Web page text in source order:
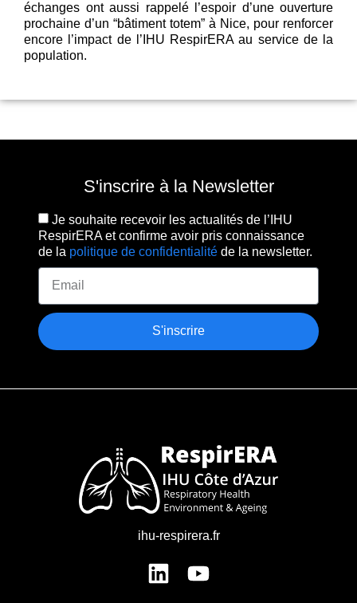
échanges ont aussi rappelé l’espoir d’une ouverture
prochaine d’un “bâtiment totem” à Nice, pour renforcer
encore l’impact de l’IHU RespirERA au service de la
population.
S'inscrire à la Newsletter
Je souhaite recevoir les actualités de l’IHU
RespirERA et confirme avoir pris connaissance
de la politique de confidentialité de la newsletter.
S'inscrire
ihu-respirera.fr